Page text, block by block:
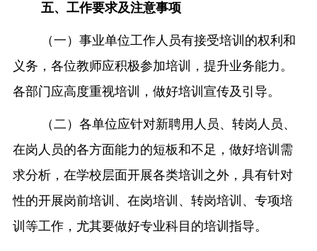
五、工作要求及注意事项
（一）事业单位工作人员有接受培训的权利和
义务，各位教师应积极参加培训，提升业务能力。
各部门应高度重视培训，做好培训宣传及引导。
（二）各单位应针对新聘用人员、转岗人员、
在岗人员的各方面能力的短板和不足，做好培训需
求分析，在学校层面开展各类培训之外，具有针对
性的开展岗前培训、在岗培训、转岗培训、专项培
训等工作，尤其要做好专业科目的培训指导。